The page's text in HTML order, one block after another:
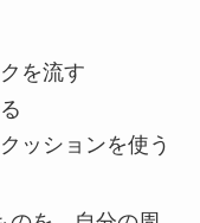
を流す
ッションを使う